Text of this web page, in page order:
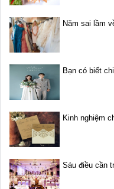
Năm sai lầm
Bạn có biết
Kinh nghiệm
Sáu điều cần